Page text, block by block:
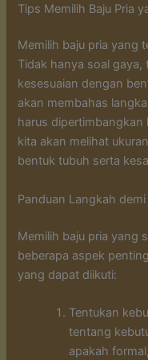
Tips Memilih Baju Pria
Memilih baju pria yang
Tidak hanya soal
kesesuaian dengan
akan membahas
harus dipertimbangkan
kita akan melihat
bentuk tubuh serta
Panduan Langkah
Memilih baju pria yang
beberapa aspek
yang dapat diikuti:
Tentukan
tentang
apakah